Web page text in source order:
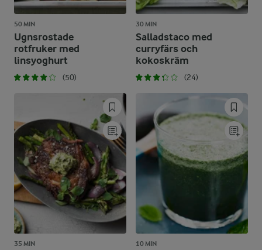
50 MIN
Ugnsrostade
rotfruker med
linsyoghurt
(50)
30 MIN
Salladstaco med
curryfärs och
kokoskräm
(24)
35 MIN 10 MIN